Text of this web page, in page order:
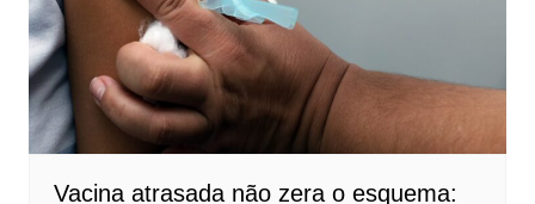
Vacina atrasada não zera o esquema: